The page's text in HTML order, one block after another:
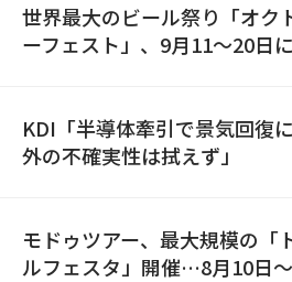
世界最大のビール祭り「オク
ーフェスト」、9月11〜20日
KDI「半導体牽引で景気回復
外の不確実性は拭えず」
モドゥツアー、最大規模の「
ルフェスタ」開催…8月10日